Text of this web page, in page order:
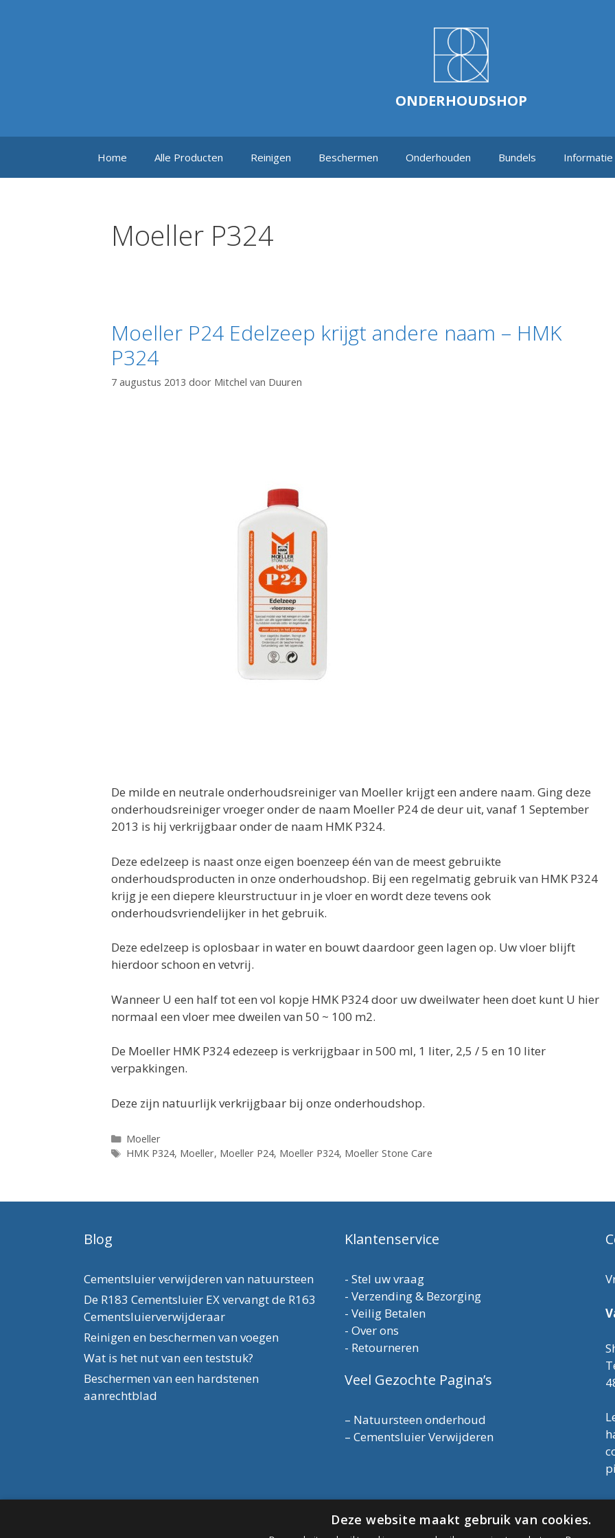
ONDERHOUDSHOP
Home Alle Producten Reinigen Beschermen Onderhouden Bundels Informatie
Moeller P324
Moeller P24 Edelzeep krijgt andere naam – HMK
P324
7 augustus 2013 door Mitchel van Duuren
De milde en neutrale onderhoudsreiniger van Moeller krijgt een andere naam. Ging deze
onderhoudsreiniger vroeger onder de naam Moeller P24 de deur uit, vanaf 1 September
2013 is hij verkrijgbaar onder de naam HMK P324.
Deze edelzeep is naast onze eigen boenzeep één van de meest gebruikte
onderhoudsproducten in onze onderhoudshop. Bij een regelmatig gebruik van HMK P324
krijg je een diepere kleurstructuur in je vloer en wordt deze tevens ook
onderhoudsvriendelijker in het gebruik.
Deze edelzeep is oplosbaar in water en bouwt daardoor geen lagen op. Uw vloer blijft
hierdoor schoon en vetvrij.
Wanneer U een half tot een vol kopje HMK P324 door uw dweilwater heen doet kunt U hier
normaal een vloer mee dweilen van 50 ~ 100 m2.
De Moeller HMK P324 edezeep is verkrijgbaar in 500 ml, 1 liter, 2,5 / 5 en 10 liter
verpakkingen.
Deze zijn natuurlijk verkrijgbaar bij onze onderhoudshop.
Categorieën
Moeller
Tags
HMK P324, Moeller, Moeller P24, Moeller P324, Moeller Stone Care
Blog
Cementsluier verwijderen van natuursteen
De R183 Cementsluier EX vervangt de R163
Cementsluierverwijderaar
Reinigen en beschermen van voegen
Wat is het nut van een teststuk?
Beschermen van een hardstenen
aanrechtblad
Klantenservice
- Stel uw vraag
- Verzending & Bezorging
- Veilig Betalen
- Over ons
- Retourneren
Veel Gezochte Pagina’s
– Natuursteen onderhoud
– Cementsluier Verwijderen
Deze website maakt gebruik van cookies.